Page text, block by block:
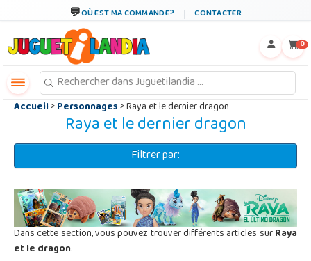
OÙ EST MA COMMANDE? CONTACTER
0
Accueil>Personnages> Raya et le dernier dragon
Raya et le dernier dragon
Filtrer par:
Dans cette section, vous pouvez trouver différents articles surRaya
et le dragon.